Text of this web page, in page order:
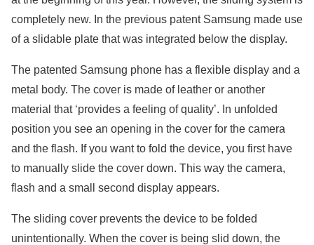
completely new. In the previous patent Samsung made use
of a slidable plate that was integrated below the display.
The patented Samsung phone has a flexible display and a
metal body. The cover is made of leather or another
material that ‘provides a feeling of quality’. In unfolded
position you see an opening in the cover for the camera
and the flash. If you want to fold the device, you first have
to manually slide the cover down. This way the camera,
flash and a small second display appears.
The sliding cover prevents the device to be folded
unintentionally. When the cover is being slid down, the